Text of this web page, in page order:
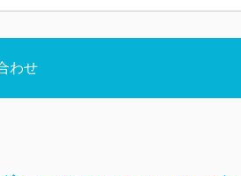
わせ